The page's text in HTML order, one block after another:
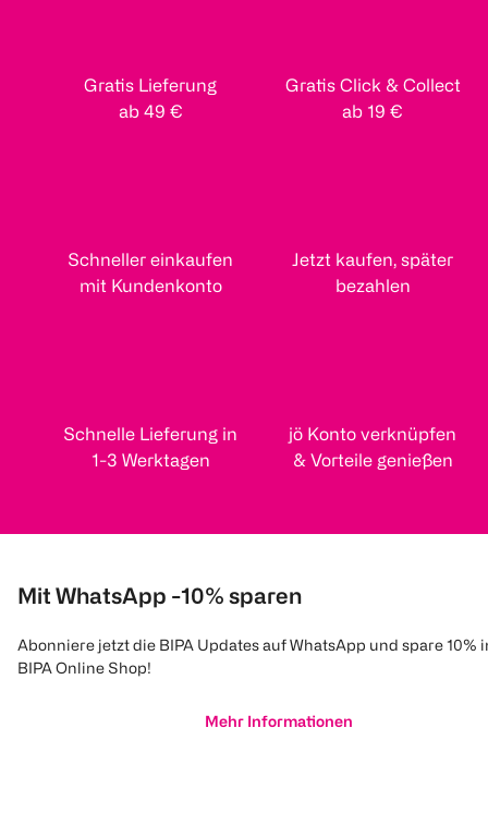
Gratis Lieferung
ab 49 €
Gratis Click & Collect
ab 19 €
Schneller einkaufen
mit Kundenkonto
Jetzt kaufen, später
bezahlen
Schnelle Lieferung in
1-3 Werktagen
jö Konto verknüpfen
& Vorteile genießen
Mit WhatsApp -10% sparen
Abonniere jetzt die BIPA Updates auf WhatsApp und spare 10%
BIPA Online Shop!
Mehr Informationen